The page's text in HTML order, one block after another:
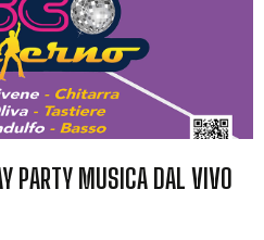
PARTY MUSICA DAL VIVO